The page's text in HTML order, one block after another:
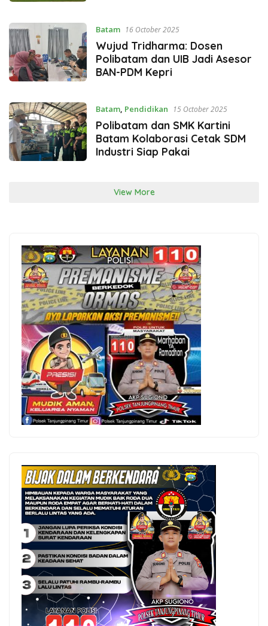
Batam 16 October 2025
Wujud Tridharma: Dosen
Polibatam dan UIB Jadi Asesor
BAN-PDM Kepri
Batam, Pendidikan 15 October 2025
Polibatam dan SMK Kartini
Batam Kolaborasi Cetak SDM
Industri Siap Pakai
View More